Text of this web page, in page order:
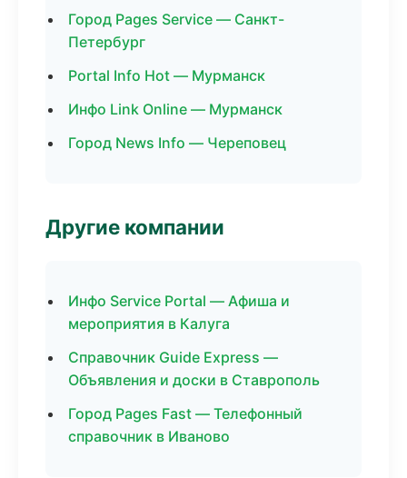
Город Pages Service — Санкт-
Петербург
Portal Info Hot — Мурманск
Инфо Link Online — Мурманск
Город News Info — Череповец
Другие компании
Инфо Service Portal — Афиша и
мероприятия в Калуга
Справочник Guide Express —
Объявления и доски в Ставрополь
Город Pages Fast — Телефонный
справочник в Иваново